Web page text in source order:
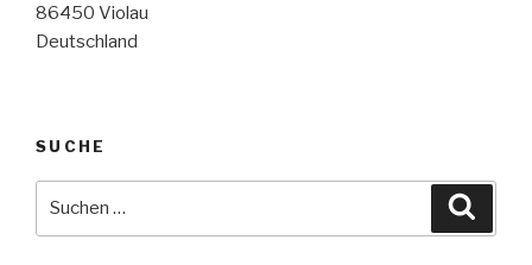
86450 Violau
Deutschland
SUCHE